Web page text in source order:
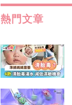
熱門文章